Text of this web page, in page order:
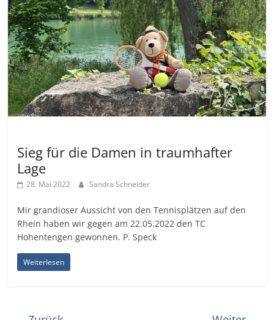
Sieg für die Damen in traumhafter
Lage
28. Mai 2022 Sandra Schneider
Mir grandioser Aussicht von den Tennisplätzen auf den
Rhein haben wir gegen am 22.05.2022 den TC
Hohentengen gewonnen. P. Speck
Weiterlesen